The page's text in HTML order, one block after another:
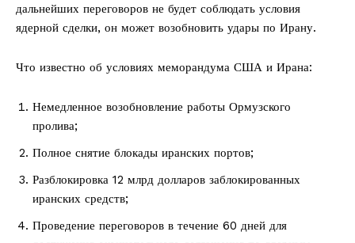
дальнейших переговоров не будет соблюдать условия
ядерной сделки, он может возобновить удары по Ирану.
Что известно об условиях меморандума США и Ирана:
Немедленное возобновление работы Ормузского
пролива;
Полное снятие блокады иранских портов;
Разблокировка 12 млрд долларов заблокированных
иранских средств;
Проведение переговоров в течение 60 дней для